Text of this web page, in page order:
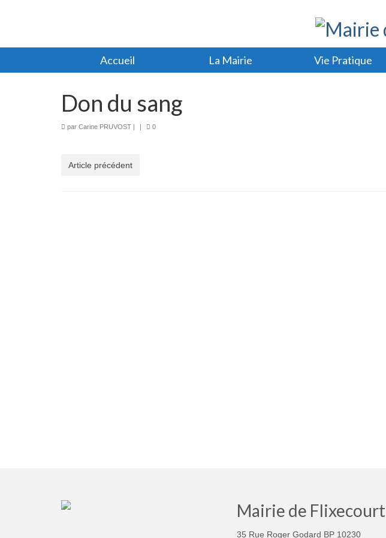
Accueil La Mairie Vie Pratique
Don du sang
par Carine PRUVOST | | 0
Article précédent
Mairie de Flixecourt
35 Rue Roger Godard BP 10230